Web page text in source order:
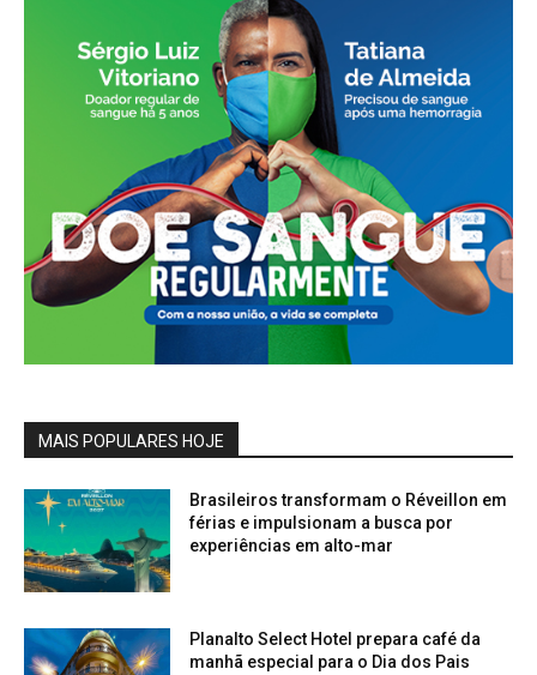
MAIS POPULARES HOJE
Brasileiros transformam o Réveillon em
férias e impulsionam a busca por
experiências em alto-mar
Planalto Select Hotel prepara café da
manhã especial para o Dia dos Pais